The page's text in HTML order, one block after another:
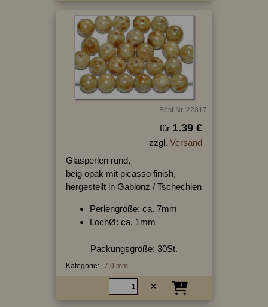
Best.Nr.:22317
für 1.39 €
zzgl. Versand
Glasperlen rund,
beig opak mit picasso finish,
hergestellt in Gablonz / Tschechien
Perlengröße: ca. 7mm
LochØ: ca. 1mm
Packungsgröße: 30St.
Kategorie: 7,0 mm